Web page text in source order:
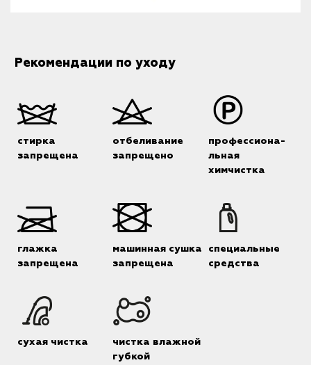
Рекомендации по уходу
стирка
запрещена
отбеливание
запрещено
профессиона-
льная
химчистка
глажка
запрещена
машинная сушка
запрещена
специальные
средства
сухая чистка
чистка влажной
губкой